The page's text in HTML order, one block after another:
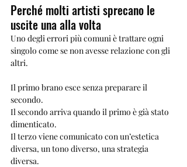
Perché molti artisti sprecano le
uscite una alla volta
Uno degli errori più comuni è trattare ogni
singolo come se non avesse relazione con gli
altri.
Il primo brano esce senza preparare il
secondo.
Il secondo arriva quando il primo è già stato
dimenticato.
Il terzo viene comunicato con un’estetica
diversa, un tono diverso, una strategia
diversa.